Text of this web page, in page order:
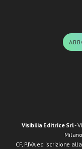
Visibilia Editrice Srl-
CF, P.IVA ed iscrizione